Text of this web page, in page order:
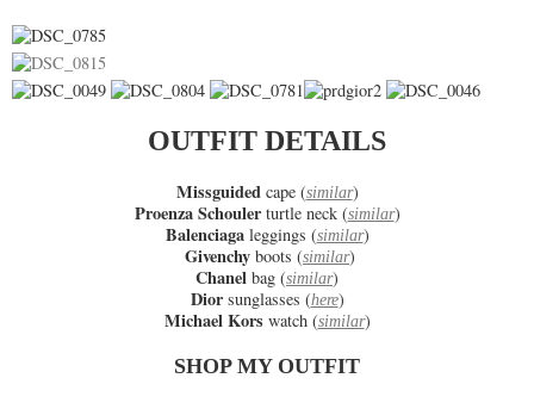
OUTFIT DETAILS
Missguided cape (similar)
Proenza Schouler turtle neck (similar)
Balenciaga leggings (similar)
Givenchy boots (similar)
Chanel bag (similar)
Dior sunglasses (here)
Michael Kors watch (similar)
SHOP MY OUTFIT